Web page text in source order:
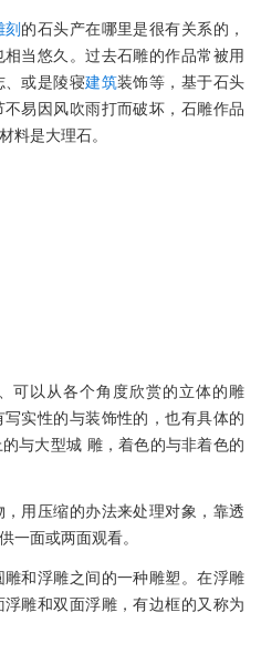
刻 的石头产在哪里是很有关系的，
相当悠久。过去石雕的作品常被用
、或是陵寝建筑装饰等，基于石头
不易因风吹雨打而破坏，石雕作品
料是大理石。
可以从各个角度欣赏的立体的雕
实性的与装饰性的，也有具体的
与大型城 雕，着色的与非着色的
，用压缩的办法来处理对象，靠透
一面或两面观看。
和浮雕之间的一种雕塑。在浮雕
雕和双面浮雕，有边框的又称为